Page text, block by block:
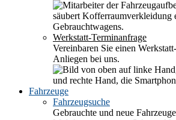
Werkstatt-Terminanfrage
Vereinbaren Sie einen
Anliegen bei uns.
Fahrzeuge
Fahrzeugsuche
Gebrauchte und neue